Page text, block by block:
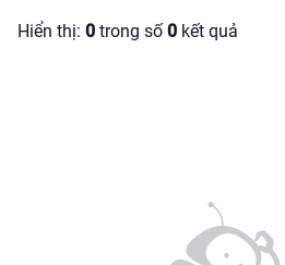
Hiển thị: 0 trong số0 kết quả